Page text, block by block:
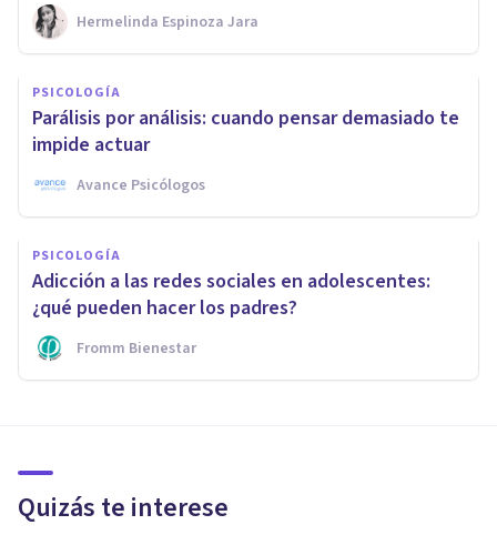
Hermelinda Espinoza Jara
PSICOLOGÍA
Parálisis por análisis: cuando pensar demasiado te
impide actuar
Avance Psicólogos
PSICOLOGÍA
Adicción a las redes sociales en adolescentes:
¿qué pueden hacer los padres?
Fromm Bienestar
Quizás te interese